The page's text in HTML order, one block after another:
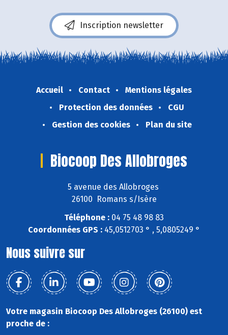
Inscription newsletter
Accueil Contact
Mentions légales
Protection des données
CGU
Gestion des cookies
Plan du site
Biocoop Des Allobroges
5 avenue des Allobroges
26100 Romans s/Isère
Téléphone : 04 75 48 98 83
Coordonnées GPS : 45,0512703 ° , 5,0805249 °
Nous suivre sur
Votre magasin Biocoop Des Allobroges (26100) est
proche de :